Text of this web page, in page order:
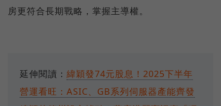
房更符合長期戰略，掌握主導權。
延伸閱讀： 緯穎發74元股息！2025下半年
營運看旺：ASIC、GB系列伺服器產能齊發